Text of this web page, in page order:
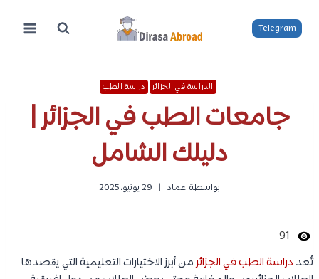
المحتوى
Telegram
الدراسة في الجزائر دراسة الطب
جامعات الطب في الجزائر |
دليلك الشامل
بواسطة عماد 29 يونيو، 2025
91
تُعد دراسة الطب في الجزائرمن أبرز الاختيارات التعليمية التي يقصدها